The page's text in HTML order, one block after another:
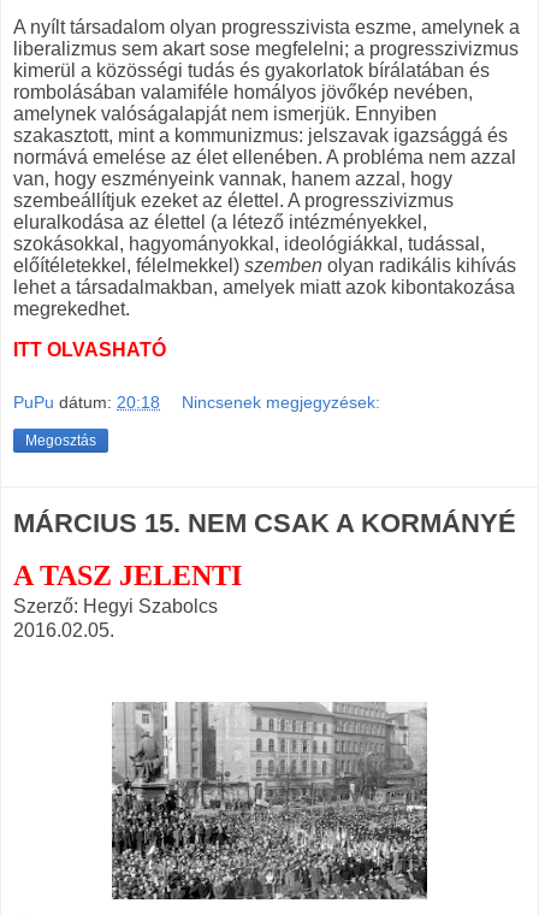
A nyílt társadalom olyan progresszivista eszme, amelynek a
liberalizmus sem akart sose megfelelni; a progresszivizmus
kimerül a közösségi tudás és gyakorlatok bírálatában és
rombolásában valamiféle homályos jövőkép nevében,
amelynek valóságalapját nem ismerjük. Ennyiben
szakasztott, mint a kommunizmus: jelszavak igazsággá és
normává emelése az élet ellenében. A probléma nem azzal
van, hogy eszményeink vannak, hanem azzal, hogy
szembeállítjuk ezeket az élettel. A progresszivizmus
eluralkodása az élettel (a létező intézményekkel,
szokásokkal, hagyományokkal, ideológiákkal, tudással,
előítéletekkel, félelmekkel) szemben olyan radikális kihívás
lehet a társadalmakban, amelyek miatt azok kibontakozása
megrekedhet.
ITT OLVASHATÓ
PuPu dátum: 20:18 Nincsenek megjegyzések:
Megosztás
MÁRCIUS 15. NEM CSAK A KORMÁNYÉ
A TASZ JELENTI
Szerző: Hegyi Szabolcs
2016.02.05.